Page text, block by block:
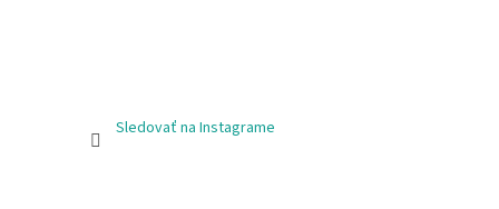
Sledovať na Instagrame